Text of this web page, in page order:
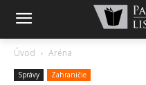
Úvod Aréna
Správy Zahraničie